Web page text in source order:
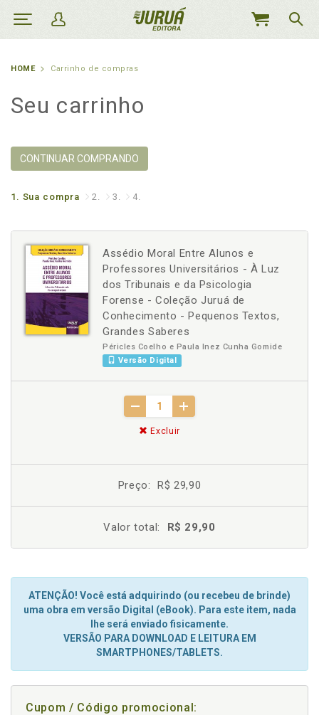
MEU
HOME Carrinho de compras
Seu carrinho
CONTINUAR COMPRANDO
1. Sua compra 2. 3. 4.
Assédio Moral Entre Alunos e
Professores Universitários - À Luz
dos Tribunais e da Psicologia
Forense - Coleção Juruá de
Conhecimento - Pequenos Textos,
Grandes Saberes
Péricles Coelho e Paula Inez Cunha Gomide
Versão Digital
Excluir
Preço: R$ 29,90
Valor total: R$ 29,90
ATENÇÃO! Você está adquirindo (ou recebeu de brinde)
uma obra em versão Digital (eBook). Para este item, nada
lhe será enviado fisicamente.
VERSÃO PARA DOWNLOAD E LEITURA EM
SMARTPHONES/TABLETS.
Cupom / Código promocional: